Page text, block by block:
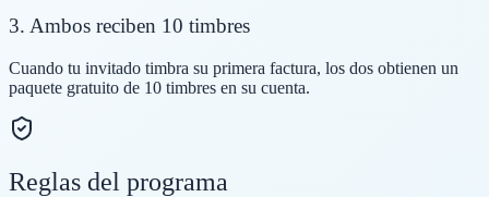
3. Ambos reciben 10 timbres
Cuando tu invitado timbra su primera factura, los dos obtienen un
paquete gratuito de 10 timbres en su cuenta.
Reglas del programa